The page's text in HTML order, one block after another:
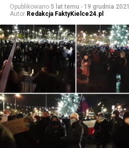
Opublikowano 5 lat temu - 19 grudnia 2021
Autor Redakcja FaktyKielce24.pl